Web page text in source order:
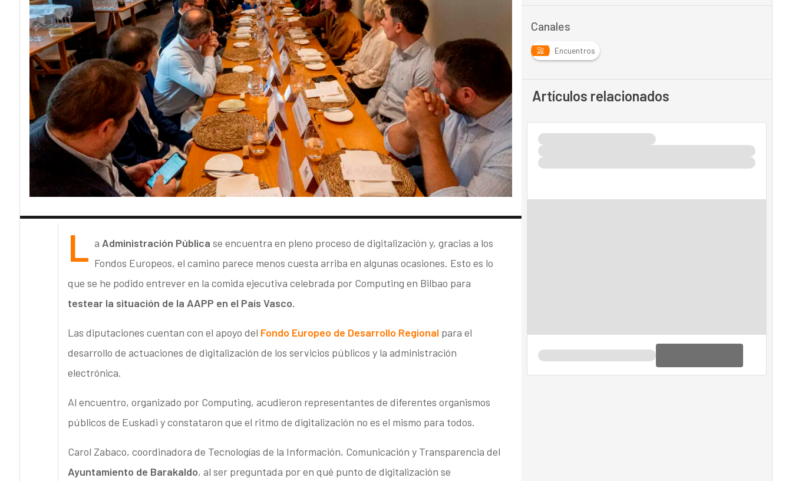
L a Administración Pública se encuentra en pleno proceso de digitalización y, gracias a los
Fondos Europeos, el camino parece menos cuesta arriba en algunas ocasiones. Esto es lo
que se he podido entrever en la comida ejecutiva celebrada por Computing en Bilbao para
testear la situación de la AAPP en el País Vasco.
Las diputaciones cuentan con el apoyo del Fondo Europeo de Desarrollo Regionalpara el
desarrollo de actuaciones de digitalización de los servicios públicos y la administración
electrónica.
Al encuentro, organizado por Computing, acudieron representantes de diferentes organismos
públicos de Euskadi y constataron que el ritmo de digitalización no es el mismo para todos.
Carol Zabaco, coordinadora de Tecnologías de la Información, Comunicación y Transparencia del
Ayuntamiento de Barakaldo, al ser preguntada por en qué punto de digitalización se
Canales
Encuentros
Artículos relacionados